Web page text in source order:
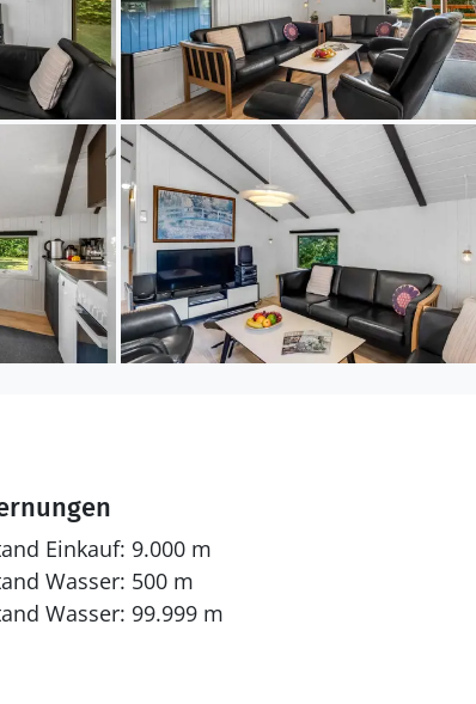
hat eine Wohnfläche von 68 m² und
Es ist erlaubt 2 Haustiere
Luft-Luft-Wärmepumpe
Tiefkühlmöglichkeit mit 20
in einem Doppelbett. 2 Schlafplätze
Einkauf: 9.000 m
Wasser: 500 m
Wasser: 99.999 m